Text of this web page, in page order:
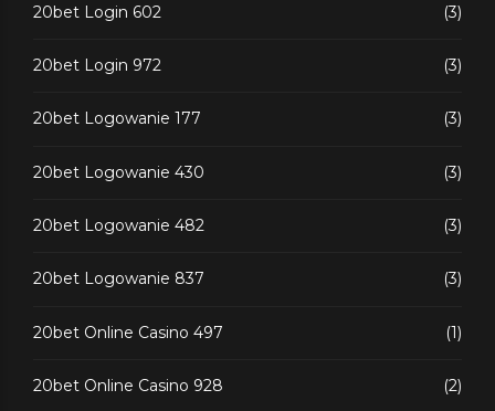
20bet Login 602 (3)
20bet Login 972 (3)
20bet Logowanie 177 (3)
20bet Logowanie 430 (3)
20bet Logowanie 482 (3)
20bet Logowanie 837 (3)
20bet Online Casino 497 (1)
20bet Online Casino 928 (2)